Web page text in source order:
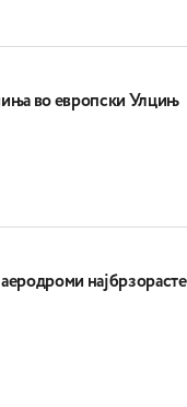
во европски Улцињ